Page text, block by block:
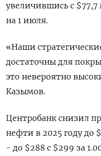
увеличившись с
на 1 июля.
«Наши
достаточны для
это невероятно
Казымов.
Центробанк снизил
нефти в 2025 году до
- до $288 с $299 за